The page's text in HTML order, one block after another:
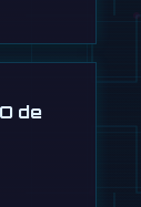
de